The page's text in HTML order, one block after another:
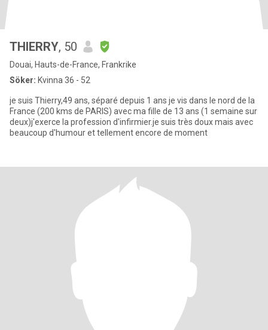
THIERRY, 50
Douai, Hauts-de-France, Frankrike
Söker: Kvinna 36 - 52
je suis Thierry,49 ans, séparé depuis 1 ans je vis dans le nord de la
France (200 kms de PARIS) avec ma fille de 13 ans (1 semaine sur
deux)j'exerce la profession d'infirmier.je suis très doux mais avec
beaucoup d'humour et tellement encore de moment